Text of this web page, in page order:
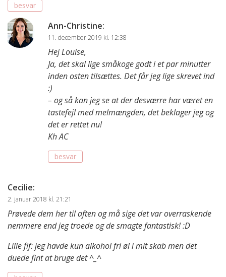
besvar
Ann-Christine:
11. december 2019 kl. 12:38
Hej Louise,
Ja, det skal lige småkoge godt i et par minutter
inden osten tilsættes. Det får jeg lige skrevet ind
:)
– og så kan jeg se at der desværre har været en
tastefejl med melmængden, det beklager jeg og
det er rettet nu!
Kh AC
besvar
Cecilie:
2. januar 2018 kl. 21:21
Prøvede dem her til aften og må sige det var overraskende
nemmere end jeg troede og de smagte fantastisk! :D
Lille fif: jeg havde kun alkohol fri øl i mit skab men det
duede fint at bruge det ^_^